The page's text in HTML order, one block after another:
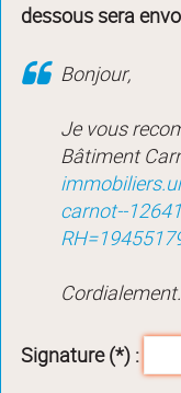
dessous sera
Bonjour,
Je vous
carnot--
Cordialement.
Signature (*) :